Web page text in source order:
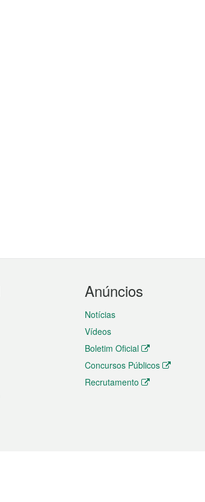
Anúncios
Notícias
Vídeos
Boletim Oficial
Concursos Públicos
Recrutamento